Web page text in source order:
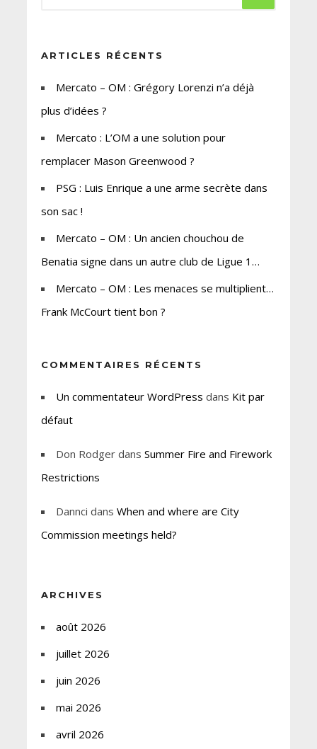
ARTICLES RÉCENTS
Mercato – OM : Grégory Lorenzi n’a déjà
plus d’idées ?
Mercato : L’OM a une solution pour
remplacer Mason Greenwood ?
PSG : Luis Enrique a une arme secrète dans
son sac !
Mercato – OM : Un ancien chouchou de
Benatia signe dans un autre club de Ligue 1…
Mercato – OM : Les menaces se multiplient…
Frank McCourt tient bon ?
COMMENTAIRES RÉCENTS
Un commentateur WordPress dans Kit par
défaut
Don Rodgerdans Summer Fire and Firework
Restrictions
Dannci dans When and where are City
Commission meetings held?
ARCHIVES
août 2026
juillet 2026
juin 2026
mai 2026
avril 2026